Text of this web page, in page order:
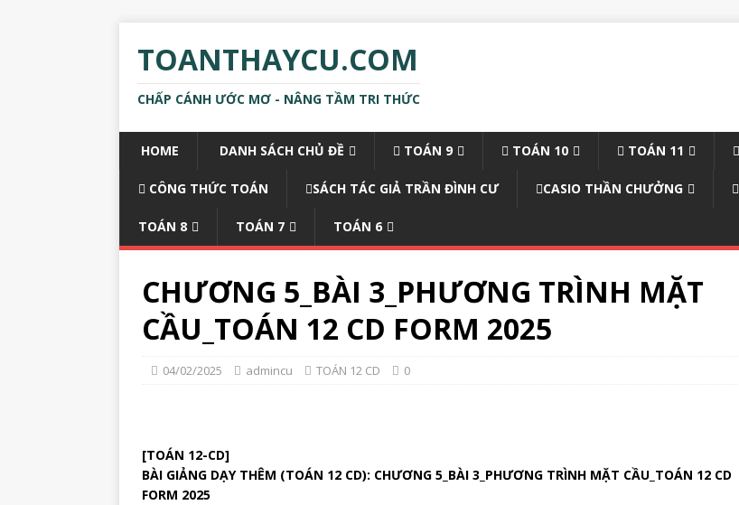
TOANTHAYCU.COM
CHẤP CÁNH ƯỚC MƠ - NÂNG TẦM TRI THỨC
HOME DANH SÁCH CHỦ ĐỀ TOÁN 9 TOÁN 10 TOÁN 11
CÔNG THỨC TOÁN SÁCH TÁC GIẢ TRẦN ĐÌNH CƯ CASIO THẦN CHƯỞNG
TOÁN 8 TOÁN 7 TOÁN 6
CHƯƠNG 5_BÀI 3_PHƯƠNG TRÌNH MẶT
CẦU_TOÁN 12 CD FORM 2025
04/02/2025 admincu TOÁN 12 CD 0
[TOÁN 12-CD]
BÀI GIẢNG DẠY THÊM (TOÁN 12 CD): CHƯƠNG 5_BÀI 3_PHƯƠNG TRÌNH MẶT CẦU_TOÁN 12 CD
FORM 2025